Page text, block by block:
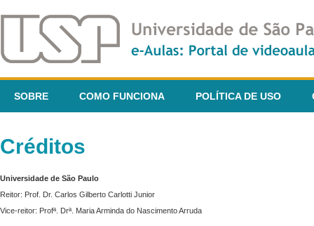
SOBRE COMO FUNCIONA POLÍTICA DE USO
Créditos
Universidade de São Paulo
Reitor: Prof. Dr. Carlos Gilberto Carlotti Junior
Vice-reitor: Profª. Drª. Maria Arminda do Nascimento Arruda